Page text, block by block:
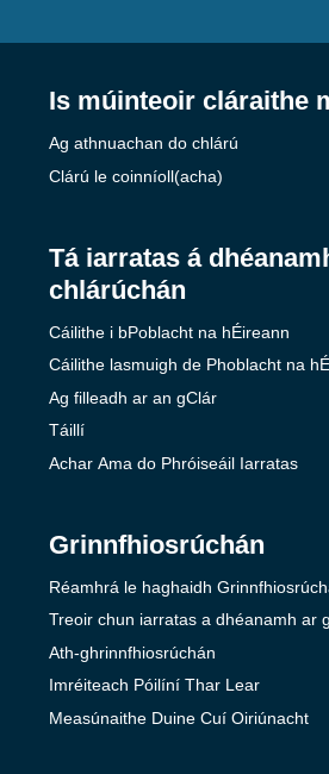
Is múinteoir cláraithe
Ag athnuachan do chlárú
Clárú le coinníoll(acha)
Tá iarratas á
chlárúchán
Cáilithe i bPoblacht na hÉireann
Cáilithe lasmuigh de Phoblacht na
Ag filleadh ar an gClár
Táillí
Achar Ama do Phróiseáil Iarratas
Grinnfhiosrúchán
Réamhrá le haghaidh
Treoir chun iarratas a dhéanamh ar
Ath-ghrinnfhiosrúchán
Imréiteach Póilíní Thar Lear
Measúnaithe Duine Cuí Oiriúnacht